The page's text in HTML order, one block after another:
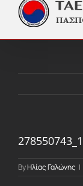
ByΗλίας Γαλώνης |